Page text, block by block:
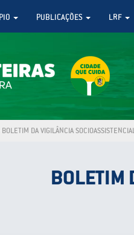
PUBLICAÇÕES LRF
BOLETIM DA VIGILÂNCIA
BOLETIM